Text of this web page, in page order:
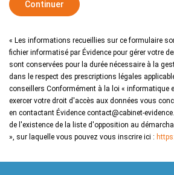
Continuer
« Les informations recueillies sur ce formulaire
fichier informatisé par Évidence pour gérer votre
sont conservées pour la durée nécessaire à la
dans le respect des prescriptions légales
conseillers Conformément à la loi « informatique
exercer votre droit d'accès aux données vous
en contactant Évidence contact@cabinet-
de l'existence de la liste d'opposition au
», sur laquelle vous pouvez vous inscrire ici :